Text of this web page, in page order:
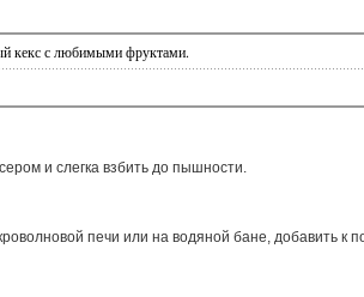
кекс с любимыми фруктами.
и слегка взбить до пышности.
печи или на водяной бане, добавить к